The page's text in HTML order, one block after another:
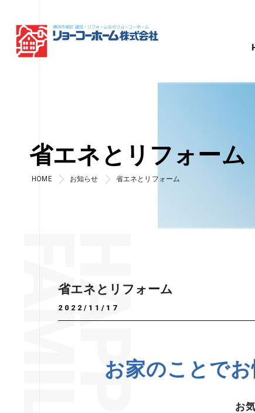
省エネとリフォーム
HOME お知らせ 省エネとリフォーム
省エネとリフォーム
2022/11/17
お家のことで
お